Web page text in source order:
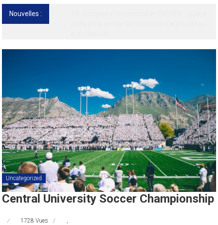
Nouvelles :
Uncategorized
Central University Soccer Championship
1728 Vues ,